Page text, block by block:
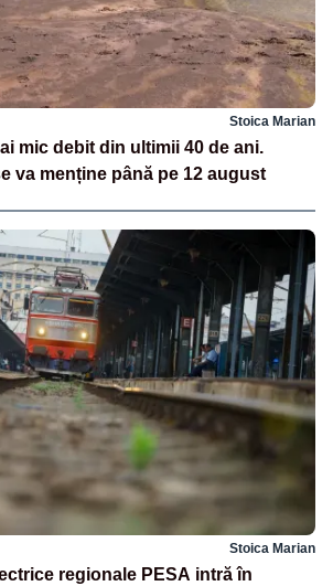
Stoica Marian
mic debit din ultimii 40 de ani.
va menține până pe 12 august
Stoica Marian
regionale PESA intră în